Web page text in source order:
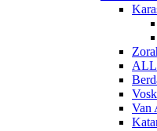
Van